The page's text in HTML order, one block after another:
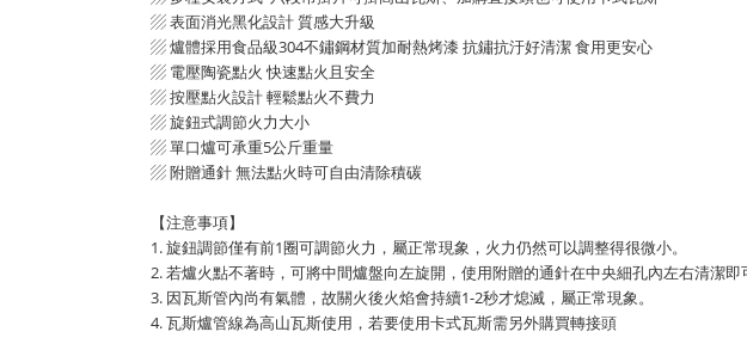
▨ 表面消光黑化設計 質感大升級
▨ 爐體採用食品級304不鏽鋼材質加耐熱烤漆 抗鏽抗汙好清潔 食用更安心
▨ 電壓陶瓷點火 快速點火且安全
▨ 按壓點火設計 輕鬆點火不費力
▨ 旋鈕式調節火力大小
▨ 單口爐可承重5公斤重量
▨ 附贈通針 無法點火時可自由清除積碳
【注意事項】
1. 旋鈕調節僅有前1圈可調節火力，屬正常現象，火力仍然可以調整得很微小。
2. 若爐火點不著時，可將中間爐盤向左旋開，使用附贈的通針在中央細孔內左右清潔即
3. 因瓦斯管內尚有氣體，故關火後火焰會持續1-2秒才熄滅，屬正常現象。
4. 瓦斯爐管線為高山瓦斯使用，若要使用卡式瓦斯需另外購買轉接頭